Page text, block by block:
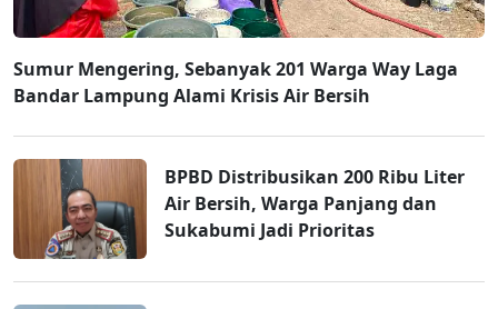
Sumur Mengering, Sebanyak 201 Warga Way Laga
Bandar Lampung Alami Krisis Air Bersih
BPBD Distribusikan 200 Ribu Liter
Air Bersih, Warga Panjang dan
Sukabumi Jadi Prioritas